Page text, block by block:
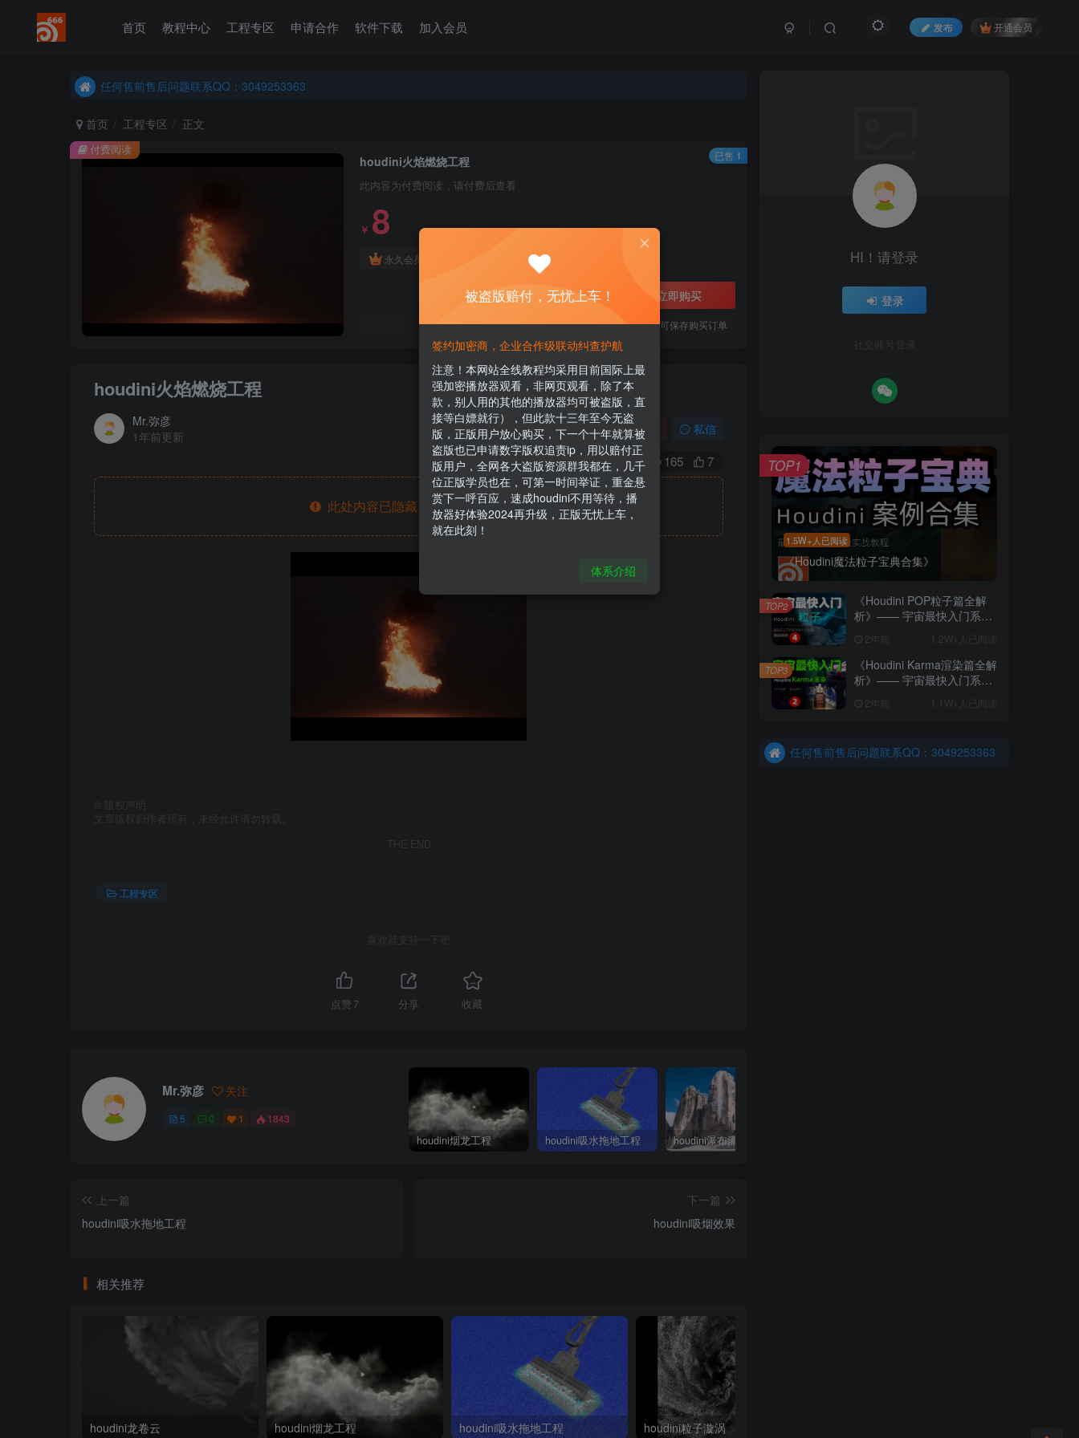
首页 教程中心 工程专区 申请合作 软件下载 加入会员 发布 开通会员
任何售前售后问题联系QQ：3049253363
任何售前售后问题联系QQ：3049253363
首页 工程专区 正文
houdini火焰燃烧工程
此内容为付费阅读，请付费后查看
￥ 8
永久会员
立即购买
您当前未登录！建议登陆后购买，可保存购买订单
付费阅读 已售 1
houdini火焰燃烧工程
Mr.弥彦
1年前更新
关注 私信
165 7
此处内容已隐藏，请付费后查看
版权声明
文章版权归作者所有，未经允许请勿转载。
THE END
工程专区
喜欢就支持一下吧
点赞 7 分享 收藏
Mr.弥彦 关注
5 0 1 1843
houdini烟龙工程 houdini吸水拖地工程 houdini瀑布流体工程
上一篇
houdini吸水拖地工程
下一篇
houdini吸烟效果
相关推荐
houdini龙卷云 houdini烟龙工程 houdini吸水拖地工程 houdini粒子漩涡
HI！请登录
登录
社交账号登录
1.5W+人已阅读
《Houdini魔法粒子宝典合集》
TOP1
《Houdini POP粒子篇全解
析》—— 宇宙最快入门系列
2年前 1.2W+人已阅读
TOP2
《Houdini Karma渲染篇全解
析》—— 宇宙最快入门系列
2年前 1.1W+人已阅读
TOP3
任何售前售后问题联系QQ：3049253363
任何售前售后问题联系QQ：3049253363
被盗版赔付，无忧上车！
签约加密商，企业合作级联动纠查护航
注意！本网站全线教程均采用目前国际上最
强加密播放器观看，非网页观看，除了本
款，别人用的其他的播放器均可被盗版，直
接等白嫖就行），但此款十三年至今无盗
版，正版用户放心购买，下一个十年就算被
盗版也已申请数字版权追责ip，用以赔付正
版用户，全网各大盗版资源群我都在，几千
位正版学员也在，可第一时间举证，重金悬
赏下一呼百应，速成houdini不用等待，播
放器好体验2024再升级，正版无忧上车，
就在此刻！
体系介绍